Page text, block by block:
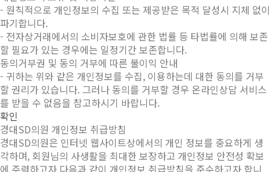
- 원칙적으로 개인정보의 수집 또는 제공받은 목적 달성시 지체 없이
파기합니다.
- 전자상거래에서의 소비자보호에 관한 법률 등 타법률에 의해 보존
할 필요가 있는 경우에는 일정기간 보존합니다.
동의거부권 및 동의 거부에 따른 불이익 안내
- 귀하는 위와 같은 개인정보를 수집, 이용하는데 대한 동의를 거부
할 권리가 있습니다. 그러나 동의를 거부할 경우 온라인상담 서비스
를 받을 수 없음을 참고하시기 바랍니다.
확인
경대SD의원 개인정보 취급방침
경대SD의원은 인터넷 웹사이트상에서의 개인 정보를 중요하게 생
각하며, 회원님의 사생활을 최대한 보장하고 개인정보 안전성 확보
에 주력하고자 다음과 같이 개인정보 취급방침을 준수하고자 합니